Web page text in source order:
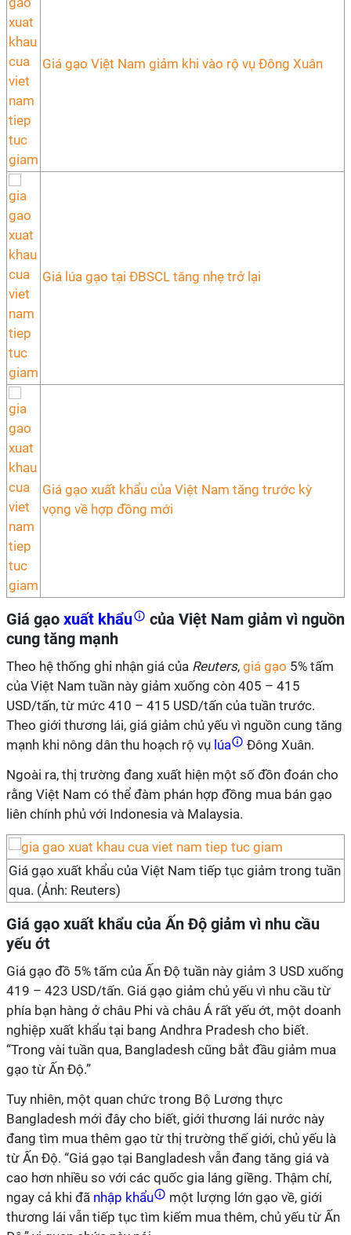
Giá gạo Việt Nam giảm khi vào rộ vụ Đông Xuân
Giá lúa gạo tại ĐBSCL tăng nhẹ trở lại
Giá gạo xuất khẩu của Việt Nam tăng trước kỳ
vọng về hợp đồng mới
Giá gạo xuất khẩu
của Việt Nam giảm vì nguồn
cung tăng mạnh
Theo hệ thống ghi nhận giá của Reuters, giá gạo 5% tấm
của Việt Nam tuần này giảm xuống còn 405 – 415
USD/tấn, từ mức 410 – 415 USD/tấn của tuần trước.
Theo giới thương lái, giá giảm chủ yếu vì nguồn cung tăng
mạnh khi nông dân thu hoạch rộ vụ lúa
Đông Xuân.
Ngoài ra, thị trường đang xuất hiện một số đồn đoán cho
rằng Việt Nam có thể đàm phán hợp đồng mua bán gạo
liên chính phủ với Indonesia và Malaysia.
Giá gạo xuất khẩu của Việt Nam tiếp tục giảm trong tuần
qua. (Ảnh: Reuters)
Giá gạo xuất khẩu của Ấn Độ giảm vì nhu cầu
yếu ớt
Giá gạo đồ 5% tấm của Ấn Độ tuần này giảm 3 USD xuống
419 – 423 USD/tấn. Giá gạo giảm chủ yếu vì nhu cầu từ
phía bạn hàng ở châu Phi và châu Á rất yếu ớt, một doanh
nghiệp xuất khẩu tại bang Andhra Pradesh cho biết.
“Trong vài tuần qua, Bangladesh cũng bắt đầu giảm mua
gạo từ Ấn Độ.”
Tuy nhiên, một quan chức trong Bộ Lương thực
Bangladesh mới đây cho biết, giới thương lái nước này
đang tìm mua thêm gạo từ thị trường thế giới, chủ yếu là
từ Ấn Độ. “Giá gạo tại Bangladesh vẫn đang tăng giá và
cao hơn nhiều so với các quốc gia láng giềng. Thậm chí,
ngay cả khi đã nhập khẩu
một lượng lớn gạo về, giới
thương lái vẫn tiếp tục tìm kiếm mua thêm, chủ yếu từ Ấn